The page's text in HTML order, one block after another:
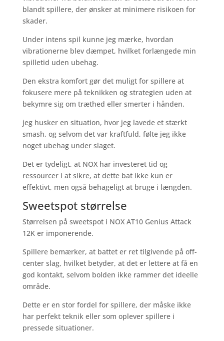
blandt spillere, der ønsker at minimere risikoen for
skader.
Under intens spil kunne jeg mærke, hvordan
vibrationerne blev dæmpet, hvilket forlængede min
spilletid uden ubehag.
Den ekstra komfort gør det muligt for spillere at
fokusere mere på teknikken og strategien uden at
bekymre sig om træthed eller smerter i hånden.
jeg husker en situation, hvor jeg lavede et stærkt
smash, og selvom det var kraftfuld, følte jeg ikke
noget ubehag under slaget.
Det er tydeligt, at NOX har investeret tid og
ressourcer i at sikre, at dette bat ikke kun er
effektivt, men også behageligt at bruge i længden.
Sweetspot størrelse
Størrelsen på sweetspot i NOX AT10 Genius Attack
12K er imponerende.
Spillere bemærker, at battet er ret tilgivende på off-
center slag, hvilket betyder, at det er lettere at få en
god kontakt, selvom bolden ikke rammer det ideelle
område.
Dette er en stor fordel for spillere, der måske ikke
har perfekt teknik eller som oplever spillere i
pressede situationer.